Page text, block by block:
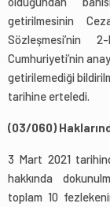
getirilmesinin
Sözleşmesi’nin
Cumhuriyeti’nin
getirilemediği
tarihine erteledi.
(03/060)
3 Mart 2021
hakkında
toplam 10